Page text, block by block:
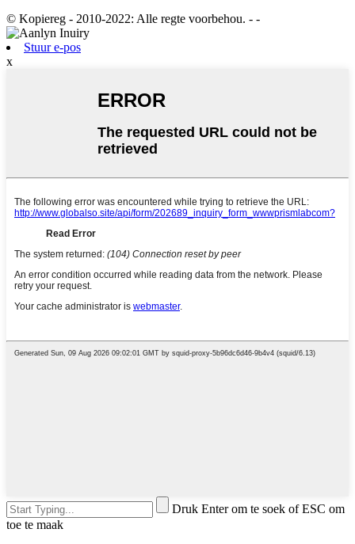
© Kopiereg - 2010-2022: Alle regte voorbehou. - -
Stuur e-pos
x
Druk Enter om te soek of ESC om
toe te maak